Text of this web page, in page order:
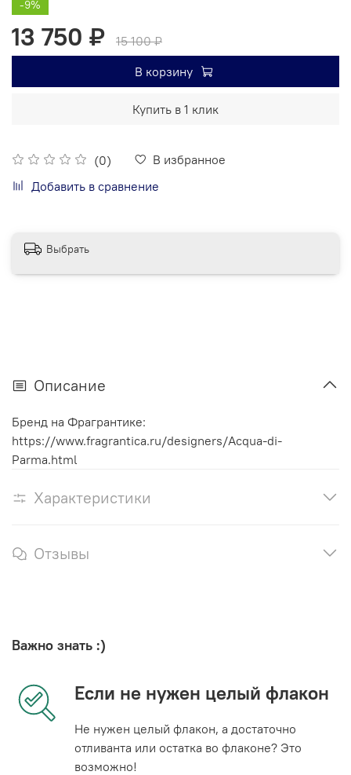
(0)
В избранное
Добавить в сравнение
-9%
13 750 ₽
15 100 ₽
В корзину
Купить в 1 клик
Выбрать
Описание
Бренд на Фрагрантике:
https://www.fragrantica.ru/designers/Acqua-di-
Parma.html
Характеристики
Отзывы
Важно знать :)
Если не нужен целый флакон
Не нужен целый флакон, а достаточно
отливанта или остатка во флаконе? Это
возможно!